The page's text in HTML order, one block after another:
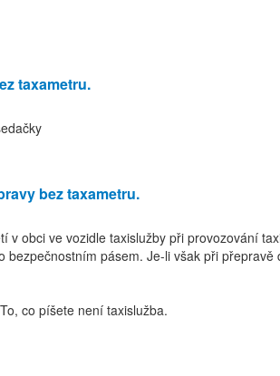
taxametru.
bez taxametru.
obci ve vozidle taxislužby při provozování
pásem. Je-li však při
co píšete není taxislužba.